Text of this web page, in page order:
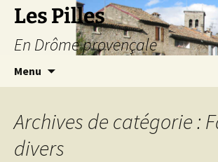
Les Pilles
En Drôme provençale
Menu
Archives de catégorie :
divers